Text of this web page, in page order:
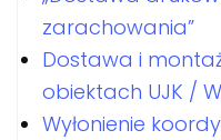
zarachowania”
Dostawa i
obiektach UJK /
Wyłonienie